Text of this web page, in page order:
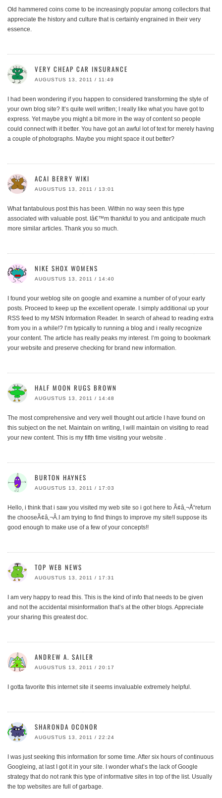
Old hammered coins come to be increasingly popular among collectors that
appreciate the history and culture that is certainly engrained in their very
essence.
VERY CHEAP CAR INSURANCE
AUGUSTUS 13, 2011 / 11:49
I had been wondering if you happen to considered transforming the style of
your own blog site? It’s quite well written; I really like what you have got to
express. Yet maybe you might a bit more in the way of content so people
could connect with it better. You have got an awful lot of text for merely having
a couple of photographs. Maybe you might space it out better?
ACAI BERRY WIKI
AUGUSTUS 13, 2011 / 13:01
What fantabulous post this has been. Within no way seen this type
associated with valuable post. Iâ€™m thankful to you and anticipate much
more similar articles. Thank you so much.
NIKE SHOX WOMENS
AUGUSTUS 13, 2011 / 14:40
I found your weblog site on google and examine a number of of your early
posts. Proceed to keep up the excellent operate. I simply additional up your
RSS feed to my MSN Information Reader. In search of ahead to reading extra
from you in a while!? I’m typically to running a blog and i really recognize
your content. The article has really peaks my interest. I’m going to bookmark
your website and preserve checking for brand new information.
HALF MOON RUGS BROWN
AUGUSTUS 13, 2011 / 14:48
The most comprehensive and very well thought out article I have found on
this subject on the net. Maintain on writing, I will maintain on visiting to read
your new content. This is my fifth time visiting your website .
BURTON HAYNES
AUGUSTUS 13, 2011 / 17:03
Hello, i think that i saw you visited my web site so i got here to Ã¢â‚¬Å“return
the chooseÃ¢â‚¬Â.I am trying to find things to improve my site!I suppose its
good enough to make use of a few of your concepts!!
TOP WEB NEWS
AUGUSTUS 13, 2011 / 17:31
I am very happy to read this. This is the kind of info that needs to be given
and not the accidental misinformation that’s at the other blogs. Appreciate
your sharing this greatest doc.
ANDREW A. SAILER
AUGUSTUS 13, 2011 / 20:17
I gotta favorite this internet site it seems invaluable extremely helpful.
SHARONDA OCONOR
AUGUSTUS 13, 2011 / 22:24
I was just seeking this information for some time. After six hours of continuous
Googleing, at last I got it in your site. I wonder what’s the lack of Google
strategy that do not rank this type of informative sites in top of the list. Usually
the top websites are full of garbage.